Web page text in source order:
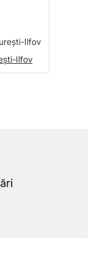
Ilfov
Ilfov